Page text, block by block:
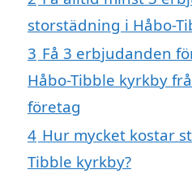
storstädning i Håbo-
3 Få 3 erbjudanden
Håbo-Tibble kyrkby
företag
4 Hur mycket kostar
Tibble kyrkby?